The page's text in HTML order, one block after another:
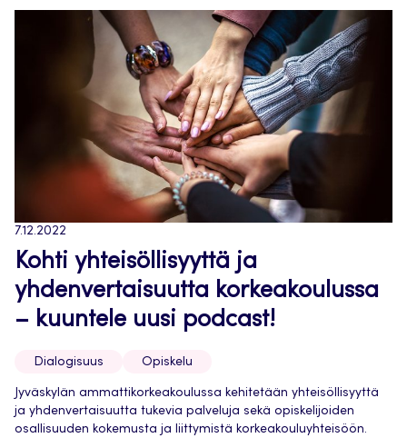
7.12.2022
Kohti yhteisöllisyyttä ja
yhdenvertaisuutta korkeakoulussa
– kuuntele uusi podcast!
Dialogisuus Opiskelu
Jyväskylän ammattikorkeakoulussa kehitetään yhteisöllisyyttä
ja yhdenvertaisuutta tukevia palveluja sekä opiskelijoiden
osallisuuden kokemusta ja liittymistä korkeakouluyhteisöön.